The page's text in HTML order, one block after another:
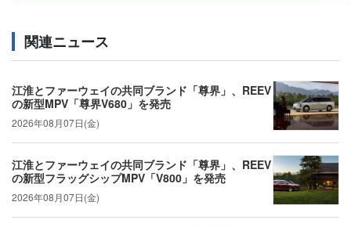
関連ニュース
江淮とファーウェイの共同ブランド「尊界」、REEV
の新型MPV「尊界V680」を発売
2026年08月07日(金)
江淮とファーウェイの共同ブランド「尊界」、REEV
の新型フラッグシップMPV「V800」を発売
2026年08月07日(金)